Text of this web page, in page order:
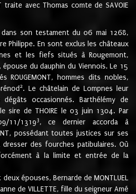
traite avec Thomas comte de SAVOIE
dans son testament du 06 mai 1268,
Philippe. En sont exclus les châteaux
et les fiefs situés à Rougemont,
du dauphin du Viennois. Le 15
ROUGEMONT, hommes dits nobles,
2. Le châtelain de Lompnes leur
occasionnés. Barthélémy de
le sire de THOIRE le 03 juin 1304. Par
11/13193, ce dernier accorda à
possédant toutes justices sur ses
des fourches patibulaires. Où
à la limite et entrée de la
deux épouses, Bernarde de MONTLUEL
de VILLETTE, fille du seigneur Amé